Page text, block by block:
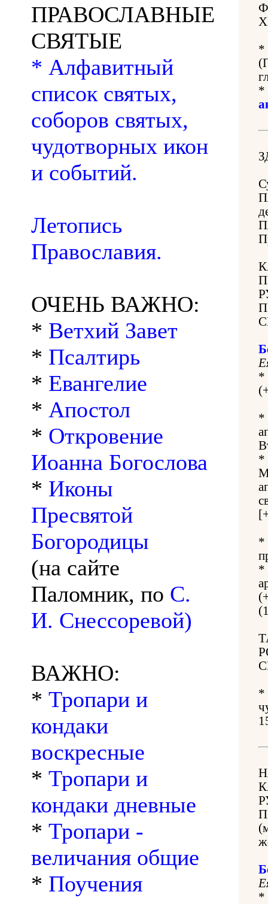
ПРАВОСЛАВНЫЕ
СВЯТЫЕ
* Алфавитный
список святых,
соборов святых,
чудотворных икон
и событий.
Летопись
Православия.
ОЧЕНЬ ВАЖНО:
* Ветхий Завет
* Псалтирь
* Евангелие
* Апостол
* Откровение
Иоанна Богослова
* Иконы
Пресвятой
Богородицы
(на сайте
Паломник, по С.
И. Снессоревой)
ВАЖНО:
* Тропари и
кондаки
воскресные
* Тропари и
кондаки дневные
* Тропари -
величания общие
* Поучения
*
*
*
*
*
*
*
*
*